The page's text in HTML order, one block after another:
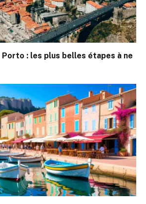
: les plus belles étapes à ne